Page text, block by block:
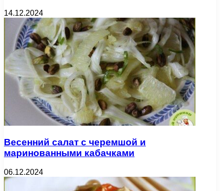
14.12.2024
Весенний салат с черемшой и
маринованными кабачками
06.12.2024